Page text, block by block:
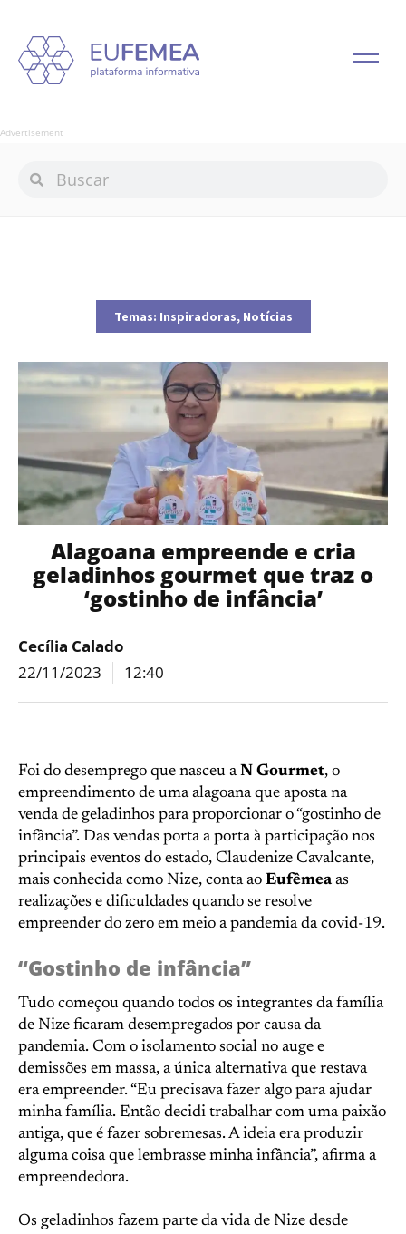
Advertisement
Temas: Inspiradoras, Notícias
Alagoana empreende e cria
geladinhos gourmet que traz o
‘gostinho de infância’
Cecília Calado
22/11/2023
12:40
Foi do desemprego que nasceu aN Gourmet, o
empreendimento de uma alagoana que aposta na
venda de geladinhos para proporcionar o “gostinho de
infância”. Das vendas porta a porta à participação nos
principais eventos do estado, Claudenize Cavalcante,
mais conhecida como Nize, conta ao Eufêmea as
realizações e dificuldades quando se resolve
empreender do zero em meio a pandemia da covid-19.
“Gostinho de infância”
Tudo começou quando todos os integrantes da família
de Nize ficaram desempregados por causa da
pandemia. Com o isolamento social no auge e
demissões em massa, a única alternativa que restava
era empreender. “Eu precisava fazer algo para ajudar
minha família. Então decidi trabalhar com uma paixão
antiga, que é fazer sobremesas. A ideia era produzir
alguma coisa que lembrasse minha infância”, afirma a
empreendedora.
Os geladinhos fazem parte da vida de Nize desde